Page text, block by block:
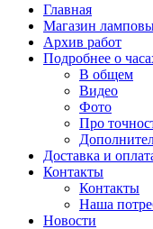
Главная
Магазин
Архив работ
Подробнее о
В общем
Видео
Фото
Про
Доставка и
Контакты
Контакты
Наша
Новости